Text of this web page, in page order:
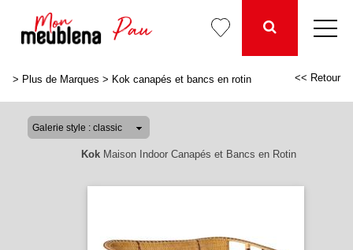
> Plus de Marques > Kok canapés et bancs en rotin << Retour
KokMaison Indoor Canapés et Bancs en Rotin